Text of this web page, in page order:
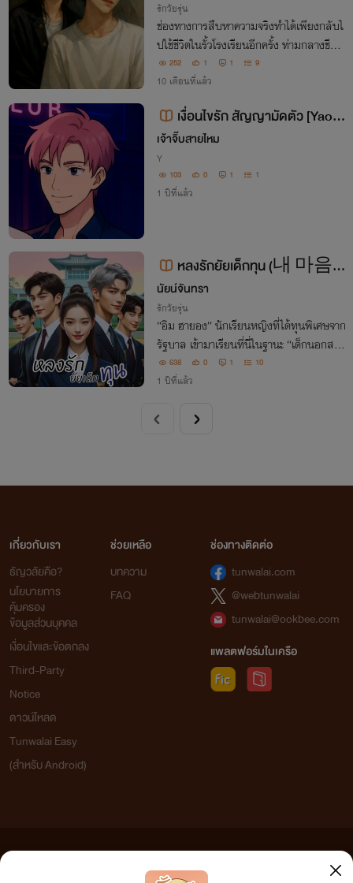
รักวัยรุ่น
ช่องทางการสืบหาความจริงทำได้เพียงกลับไ
ปใช้ชีวิตในรั้วโรงเรียนอีกครั้ง ท่ามกลางชีวิต
ประจำวันอันแสนวุ่นวายนั้นมีทั้งบางสิ่งค่อย
ๆ เปิดเผยออกมา และมิตรภาพอันแสนอบอุ่
นที่ค่อยๆ งอกเงย
252 1 1 9
10 เดือนที่แล้ว
เงื่อนไขรัก สัญญามัดตัว [Yaoi]
18+
เจ้าจิ๊บสายไหม
Y
103 0 1 1
1 ปีที่แล้ว
หลงรักยัยเด็กทุน (내 마음
은 장학생 그녀에게)
นัยน์จันทรา
รักวัยรุ่น
“อิม ฮายอง” นักเรียนหญิงที่ได้ทุนพิเศษจาก
รัฐบาล เข้ามาเรียนที่นี่ในฐานะ “เด็กนอกสาย
ตา” เพราะฐานะไม่เข้ากับโรงเรียนระดับนี้ แต่
ทำไมถึงเป็นที่สนใจของหนุ่มๆ กลุ่ม ACE ห
638 0 1 10
1 ปีที่แล้ว
เกี่ยวกับเรา
ธัญวลัยคือ?
นโยบายการ
คุ้มครอง
ข้อมูลส่วนบุคคล
เงื่อนไขและข้อตกลง
Third-Party
Notice
ดาวน์โหลด
Tunwalai Easy
(สำหรับ Android)
ช่วยเหลือ
บทความ
FAQ
ช่องทางติดต่อ
tunwalai.com
@webtunwalai
tunwalai@ookbee.com
แพลตฟอร์มในเครือ
เว็บไซต์แห่งนี้ไม่ได้เห็นด้วยและไม่ขอรับผิดชอบต่อข้อความใดๆ ทั้งสิ้น ดังนั้นผู้อ่านทุกท่านโปรดใช้